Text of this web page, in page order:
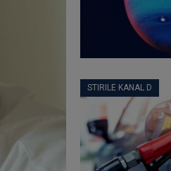
STIRILE KANAL D